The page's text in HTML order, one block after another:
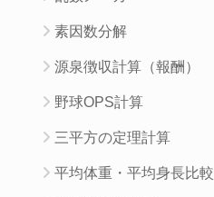
素因数分解
源泉徴収計算（報酬）
野球OPS計算
三平方の定理計算
平均体重・平均身長比較